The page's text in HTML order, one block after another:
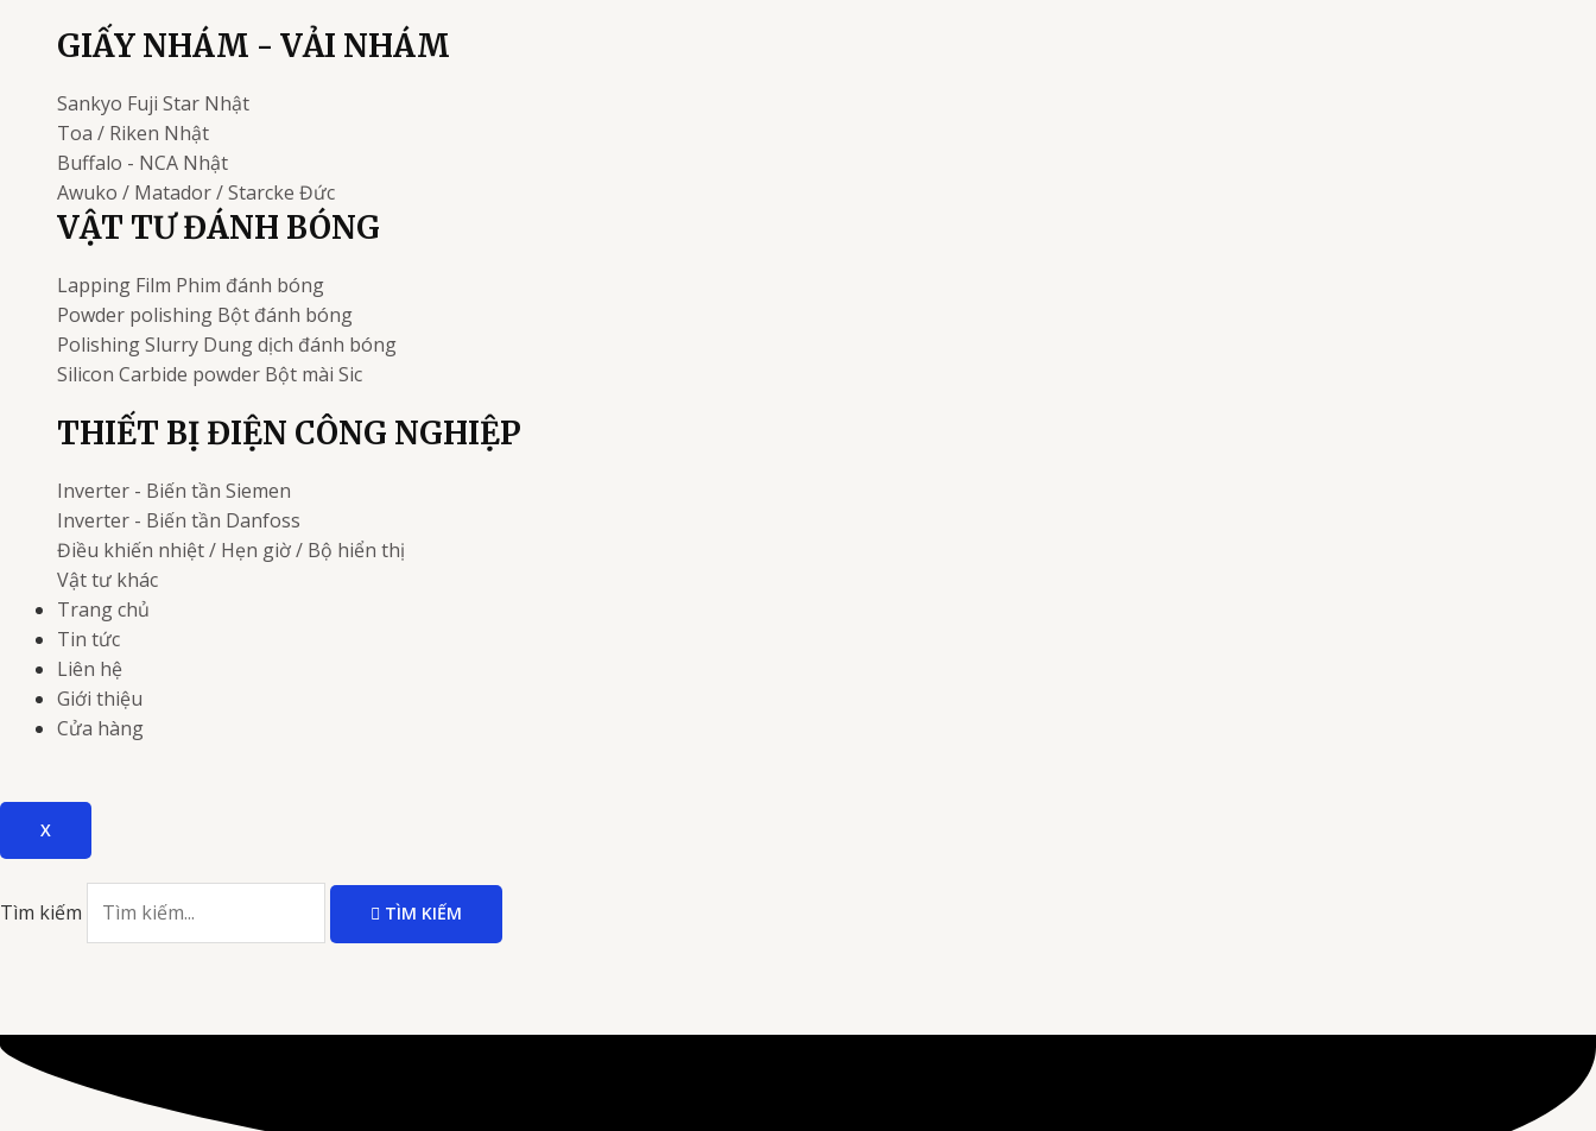
GIẤY NHÁM - VẢI NHÁM
Sankyo Fuji Star Nhật
Toa / Riken Nhật
Buffalo - NCA Nhật
Awuko / Matador / Starcke Đức
VẬT TƯ ĐÁNH BÓNG
Lapping Film Phim đánh bóng
Powder polishing Bột đánh bóng
Polishing Slurry Dung dịch đánh bóng
Silicon Carbide powder Bột mài Sic
THIẾT BỊ ĐIỆN CÔNG NGHIỆP
Inverter - Biến tần Siemen
Inverter - Biến tần Danfoss
Điều khiến nhiệt / Hẹn giờ / Bộ hiển thị
Vật tư khác
Trang chủ
Tin tức
Liên hệ
Giới thiệu
Cửa hàng
X
Tìm kiếm TÌM KIẾM